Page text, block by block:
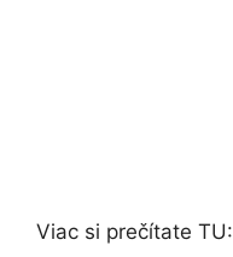
Viac si prečítate TU: